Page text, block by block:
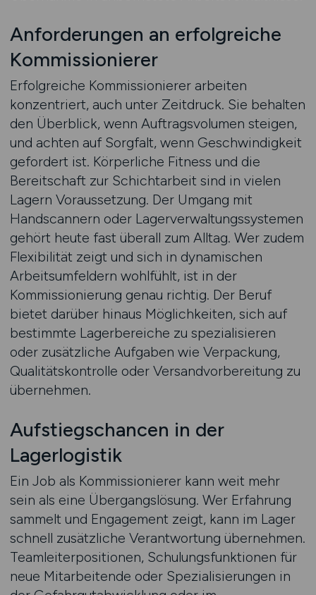
Anforderungen an erfolgreiche
Kommissionierer
Erfolgreiche Kommissionierer arbeiten
konzentriert, auch unter Zeitdruck. Sie behalten
den Überblick, wenn Auftragsvolumen steigen,
und achten auf Sorgfalt, wenn Geschwindigkeit
gefordert ist. Körperliche Fitness und die
Bereitschaft zur Schichtarbeit sind in vielen
Lagern Voraussetzung. Der Umgang mit
Handscannern oder Lagerverwaltungssystemen
gehört heute fast überall zum Alltag. Wer zudem
Flexibilität zeigt und sich in dynamischen
Arbeitsumfeldern wohlfühlt, ist in der
Kommissionierung genau richtig. Der Beruf
bietet darüber hinaus Möglichkeiten, sich auf
bestimmte Lagerbereiche zu spezialisieren
oder zusätzliche Aufgaben wie Verpackung,
Qualitätskontrolle oder Versandvorbereitung zu
übernehmen.
Aufstiegschancen in der
Lagerlogistik
Ein Job als Kommissionierer kann weit mehr
sein als eine Übergangslösung. Wer Erfahrung
sammelt und Engagement zeigt, kann im Lager
schnell zusätzliche Verantwortung übernehmen.
Teamleiterpositionen, Schulungsfunktionen für
neue Mitarbeitende oder Spezialisierungen in